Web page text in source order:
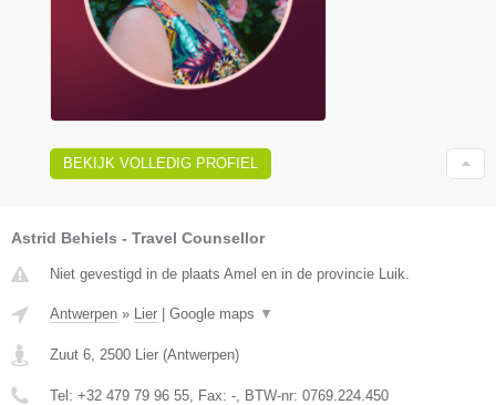
BEKIJK VOLLEDIG PROFIEL
Astrid Behiels - Travel Counsellor
Niet gevestigd in de plaats Amel en in de provincie Luik.
Antwerpen » Lier Google maps ▼
Zuut 6 2500 Lier (Antwerpen)
Tel: +32 479 79 96 55 , Fax: - , BTW-nr: 0769.224.450